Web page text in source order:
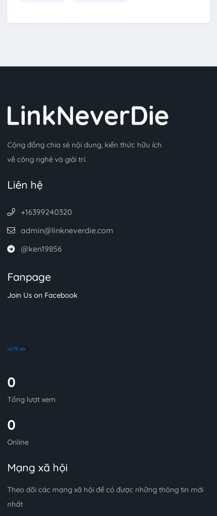
Cộng đồng chia sẻ nội dung, kiến thức hữu ích
về công nghệ và giải trí.
Liên hệ
+16399240320
admin@linkneverdie.com
@ken19856
Fanpage
Join Us on Facebook
ric79 vin
0
Tổng lượt xem
0
Online
Mạng xã hội
Theo dõi các mạng xã hội để có được những thông tin mới
nhất